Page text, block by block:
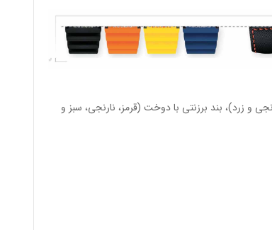
و زرد)، بند برزنتی با دوخت (قرمز، نارنجی، سبز و